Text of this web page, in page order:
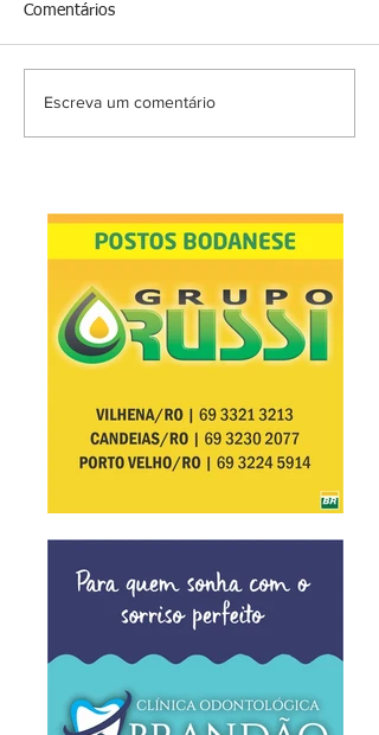
Comentários
Escreva um comentário